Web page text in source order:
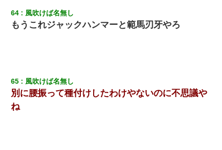
64 風吹けば名無し
もうこれジャックハンマーと範馬刃牙やろ
65 風吹けば名無し
別に腰振って種付けしたわけやないのに不思議や
ね